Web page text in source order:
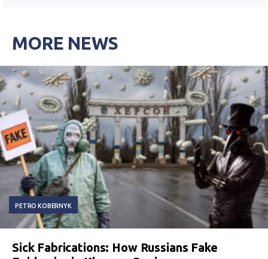
MORE NEWS
PETRO KOBERNYK
Sick Fabrications: How Russians Fake